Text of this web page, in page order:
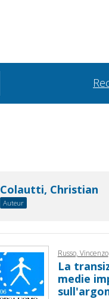
Colautti, Christian
Auteur
Russo, Vincenzo
La
medie